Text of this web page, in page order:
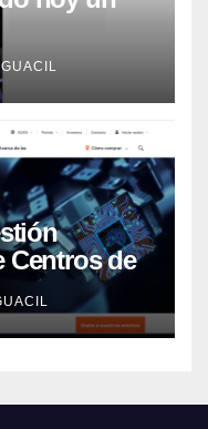
Centros de